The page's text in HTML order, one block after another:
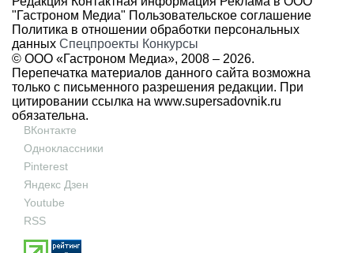
"Гастроном Медиа" Пользовательское соглашение
Политика в отношении обработки персональных
данных Спецпроекты Конкурсы
© ООО «Гастроном Медиа», 2008 – 2026.
Перепечатка материалов данного сайта возможна
только с письменного разрешения редакции. При
цитировании ссылка на www.supersadovnik.ru
обязательна.
ВКонтакте
Одноклассники
Pinterest
Яндекс Дзен
Youtube
RSS